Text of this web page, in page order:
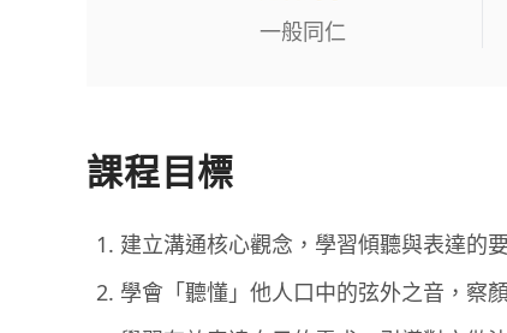
一般同仁
課程目標
建立溝通核心觀念，學習傾聽與表達的
學會「聽懂」他人口中的弦外之音，察